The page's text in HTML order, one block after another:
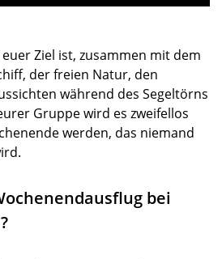
Ziel ist, zusammen mit dem
der freien Natur, den
während des Segeltörns
Gruppe wird es zweifellos
werden, das niemand
bei